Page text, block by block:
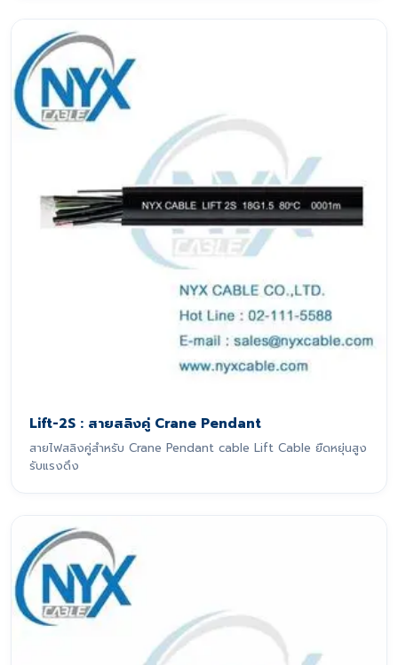
Lift-2S : สายสลิงคู่ Crane Pendant
สายไฟสลิงคู่สำหรับ Crane Pendant cable Lift Cable ยืดหยุ่นสูง
รับแรงดึง